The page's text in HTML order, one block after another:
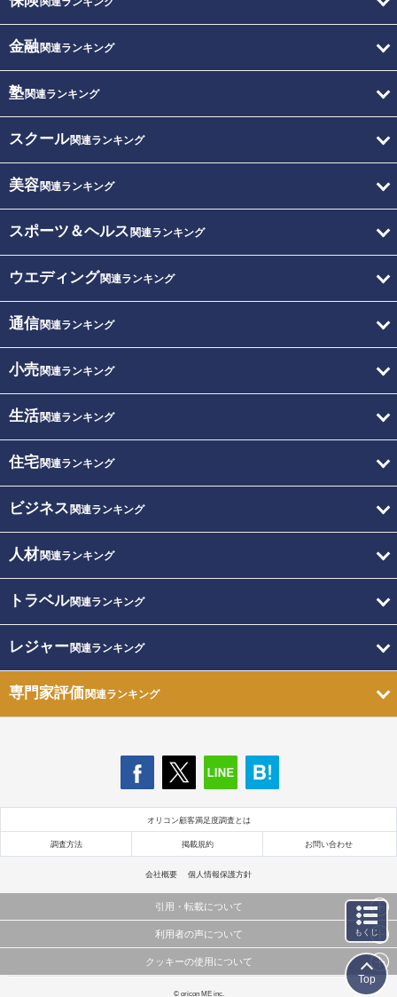
金融関連ランキング
塾関連ランキング
スクール関連ランキング
美容関連ランキング
スポーツ＆ヘルス 関連ランキング
ウエディング関連ランキング
通信関連ランキング
小売関連ランキング
生活関連ランキング
住宅関連ランキング
ビジネス 関連ランキング
人材関連ランキング
トラベル関連ランキング
レジャー関連ランキング
専門家評価関連ランキング
オリコン顧客満足度調査とは
調査方法 掲載規約 お問い合わせ
会社概要 個人情報保護方針
引用・転載について
当サイトで公開されている情報（文字、写真、イラスト、画像データ等）及びこれらの配置・
これらの情報を権利者の許可なく無断転載・複製などの二次利用を行うことは固く禁じており
利用者の声について
当サイトに掲載している内容はすべてサービスの利用者が提出された見解・感想です。
クッキーの使用について
このサイトでは Cookie を使用して、ユーザーに合わせたコンテンツや広告の表示、ソーシャル
© oricon ME inc.
もくじ
Top